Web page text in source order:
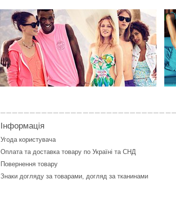
Інформація
Угода користувача
Оплата та доставка товару по Україні та СНД
Повернення товару
Знаки догляду за товарами, догляд за тканинами